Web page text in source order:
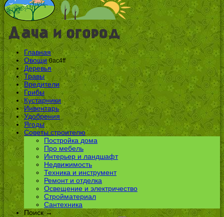
Главная
Овощи 0ac4ff
Деревья
Травы
Вредители
Грибы
Кустарники
Инвентарь
Удобрения
Ягоды
Советы строителю
Постройка дома
Про мебель
Интерьер и ландшафт
Недвижимость
Техника и инструмент
Ремонт и отделка
Освещение и электричество
Стройматериал
Сантехника
Поиск →